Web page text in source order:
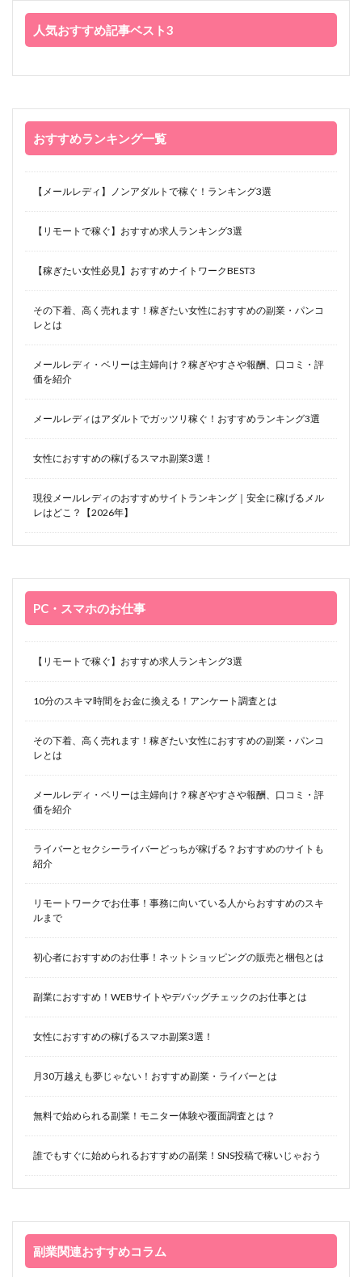
人気おすすめ記事ベスト3
おすすめランキング一覧
【メールレディ】ノンアダルトで稼ぐ！ランキング3選
【リモートで稼ぐ】おすすめ求人ランキング3選
【稼ぎたい女性必見】おすすめナイトワークBEST3
その下着、高く売れます！稼ぎたい女性におすすめの副業・パンコ
レとは
メールレディ・ベリーは主婦向け？稼ぎやすさや報酬、口コミ・評
価を紹介
メールレディはアダルトでガッツリ稼ぐ！おすすめランキング3選
女性におすすめの稼げるスマホ副業3選！
現役メールレディのおすすめサイトランキング｜安全に稼げるメル
レはどこ？【2026年】
PC・スマホのお仕事
【リモートで稼ぐ】おすすめ求人ランキング3選
10分のスキマ時間をお金に換える！アンケート調査とは
その下着、高く売れます！稼ぎたい女性におすすめの副業・パンコ
レとは
メールレディ・ベリーは主婦向け？稼ぎやすさや報酬、口コミ・評
価を紹介
ライバーとセクシーライバーどっちが稼げる？おすすめのサイトも
紹介
リモートワークでお仕事！事務に向いている人からおすすめのスキ
ルまで
初心者におすすめのお仕事！ネットショッピングの販売と梱包とは
副業におすすめ！WEBサイトやデバッグチェックのお仕事とは
女性におすすめの稼げるスマホ副業3選！
月30万越えも夢じゃない！おすすめ副業・ライバーとは
無料で始められる副業！モニター体験や覆面調査とは？
誰でもすぐに始められるおすすめの副業！SNS投稿で稼いじゃおう
副業関連おすすめコラム